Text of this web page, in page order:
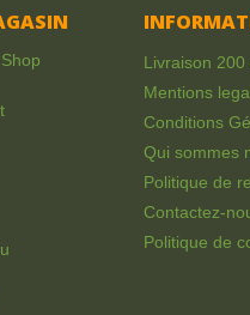
Livraison
Mentions
Conditions
Qui sommes
Politique de
Contactez-
Politique de